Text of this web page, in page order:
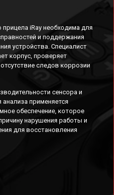
iRay необходима для
и поддержания
устройства. Специалист
корпус, проверяет
следов коррозии
сенсора и
применяется
обеспечение, которое
нарушения работы и
для восстановления